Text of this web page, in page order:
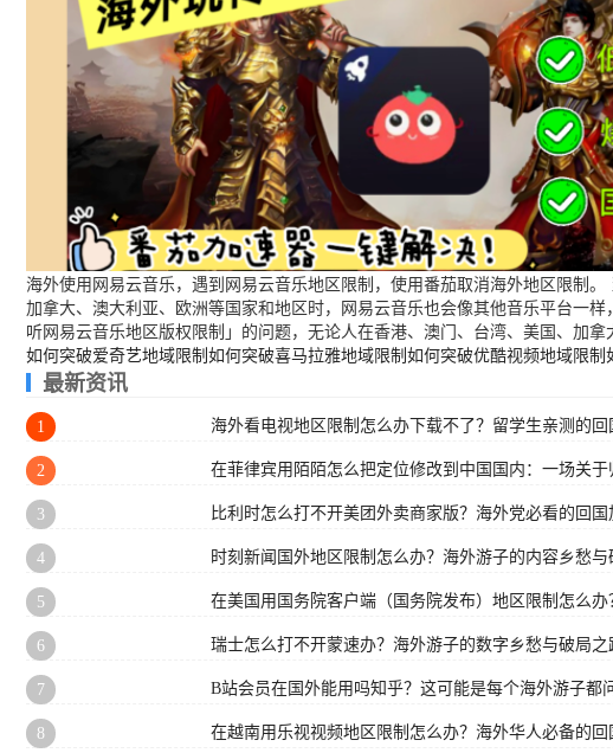
海外使用网易云音乐，遇到网易云音乐地区限制，使用番茄取消海外地区限制
加拿大、澳大利亚、欧洲等国家和地区时，网易云音乐也会像其他音乐平台一
听网易云音乐地区版权限制」的问题，无论人在香港、澳门、台湾、美国、加
如何突破爱奇艺地域限制 如何突破喜马拉雅地域限制 如何突破优酷视频地域限制
最新资讯
1 海外看电视地区限制怎么办下载不了？留学生亲测的回
2 在菲律宾用陌陌怎么把定位修改到中国国内：一场关
3 比利时怎么打不开美团外卖商家版？海外党必看的回
4 时刻新闻国外地区限制怎么办？海外游子的内容乡愁与
5 在美国用国务院客户端（国务院发布）地区限制怎么
6 瑞士怎么打不开蒙速办？海外游子的数字乡愁与破局之
7 B站会员在国外能用吗知乎？这可能是每个海外游子都
8 在越南用乐视视频地区限制怎么办？海外华人必备的回